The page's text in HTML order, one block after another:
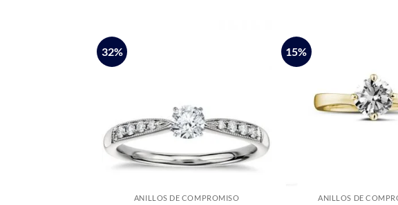
32%
ANILLOS DE COMPROMISO
15%
ANILLOS DE